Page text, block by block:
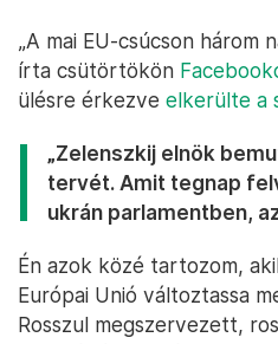
„A mai EU-csúcson három
írta csütörtökön
ülésre érkezve elkerülte a
„Zelenszkij elnök
tervét. Amit tegnap
ukrán parlamentben,
Én azok közé tartozom,
Európai Unió változtassa
Rosszul megszervezett,